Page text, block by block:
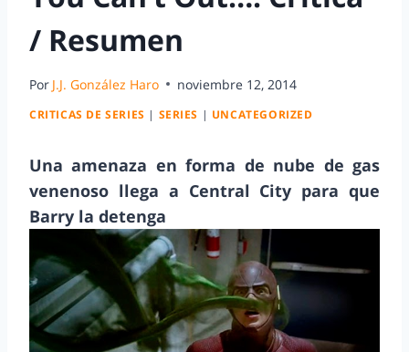
/ Resumen
Por J.J. González Haro noviembre 12, 2014
CRITICAS DE SERIES | SERIES | UNCATEGORIZED
Una amenaza en forma de nube de gas
venenoso llega a Central City para que
Barry la detenga